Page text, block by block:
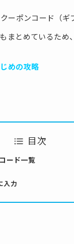
ーポンコード（ギ
まとめているため
めの攻略
目次
ード一覧
入力